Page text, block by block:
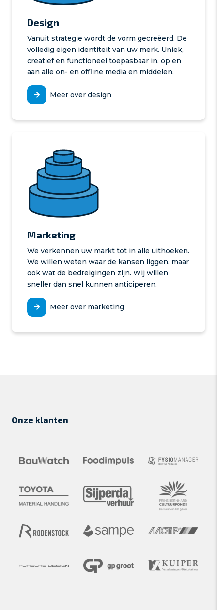
Design
Vanuit strategie wordt de vorm gecreëerd. De
volledig eigen identiteit van uw merk. Uniek,
creatief en functioneel toepasbaar in, op en
aan alle on- en offline media en middelen.
Meer over design
Marketing
We verkennen uw markt tot in alle uithoeken.
We willen weten waar de kansen liggen, maar
ook wat de bedreigingen zijn. Wij willen
sneller dan snel kunnen anticiperen.
Meer over marketing
Onze klanten